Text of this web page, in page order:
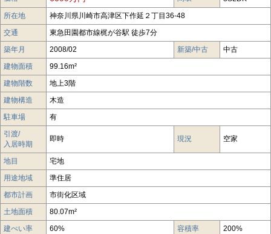
所在地
神奈川県川崎市高津区下作延２丁目36-48
交通
東急田園都市線梶が谷駅 徒歩7分
築年月
2008/02 新築/中古
中古
建物面積
99.16m²
建物階数
地上3階
建物構造
木造
駐車場
有
引渡/
入居時期
即時 現況 空家
地目
宅地
用途地域
準住居
都市計画
市街化区域
土地面積
80.07m²
建ぺい率
60% 容積率
200%